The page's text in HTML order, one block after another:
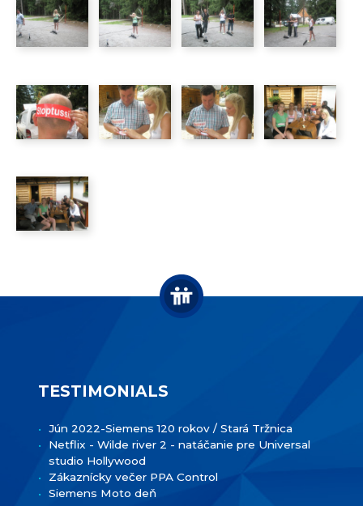
TESTIMONIALS
Jún 2022-Siemens 120 rokov / Stará Tržnica
Netflix - Wilde river 2 - natáčanie pre Universal
studio Hollywood
Zákaznícky večer PPA Control
Siemens Moto deň